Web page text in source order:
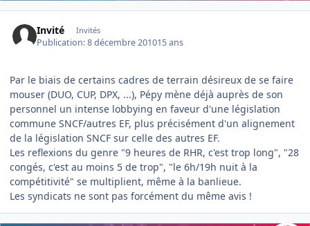
Invité Invités
Publication:8 décembre 201015 ans
Par le biais de certains cadres de terrain désireux de se faire
mouser (DUO, CUP, DPX, ...), Pépy mène déjà auprès de son
personnel un intense lobbying en faveur d'une législation
commune SNCF/autres EF, plus précisément d'un alignement
de la législation SNCF sur celle des autres EF.
Les reflexions du genre "9 heures de RHR, c'est trop long", "28
congés, c'est au moins 5 de trop", "le 6h/19h nuit à la
compétitivité" se multiplient, même à la banlieue.
Les syndicats ne sont pas forcément du même avis !